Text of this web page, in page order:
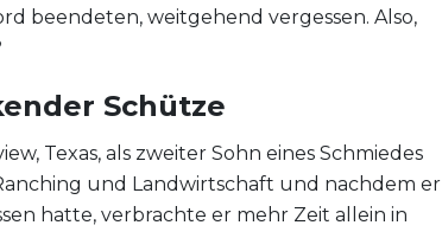
beendeten, weitgehend vergessen. Also,
Schütze
Texas, als zweiter Sohn eines Schmiedes
und Landwirtschaft und nachdem er
hatte, verbrachte er mehr Zeit allein in